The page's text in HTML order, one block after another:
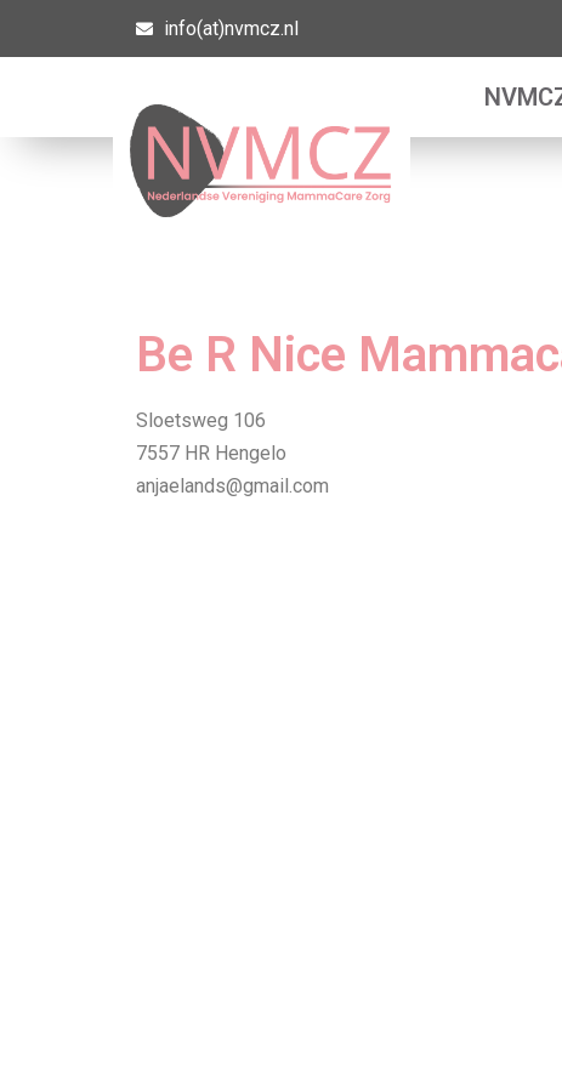
de
info(at)nvmcz.nl
Be R Nice
Sloetsweg 106
7557 HR Hengelo
anjaelands@gmail.com